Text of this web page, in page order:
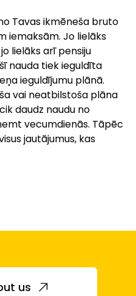
Tavas ikmēneša bruto
iemaksām. Jo lielāks
lielāks arī pensiju
nauda tiek ieguldīta
ieguldījumu plānā.
vai neatbilstoša plāna
daudz naudu no
vecumdienās. Tāpēc
jautājumus, kas
us